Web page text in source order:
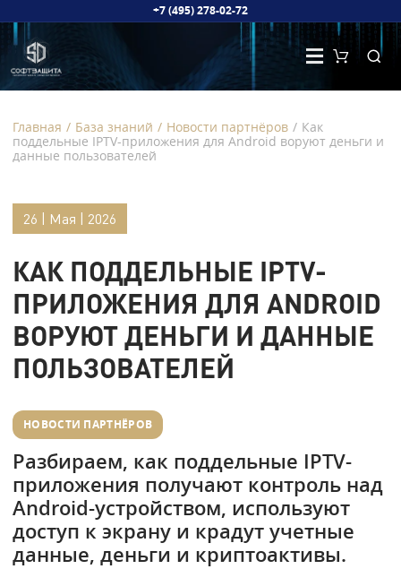
+7 (495) 278-02-72
Главная / База знаний / Новости партнёров / Как
поддельные IPTV-приложения для Android воруют деньги и
данные пользователей
26 | Мая | 2026
КАК ПОДДЕЛЬНЫЕ IPTV-
ПРИЛОЖЕНИЯ ДЛЯ ANDROID
ВОРУЮТ ДЕНЬГИ И ДАННЫЕ
ПОЛЬЗОВАТЕЛЕЙ
НОВОСТИ ПАРТНЁРОВ
Разбираем, как поддельные IPTV-
приложения получают контроль над
Android-устройством, используют
доступ к экрану и крадут учетные
данные, деньги и криптоактивы.